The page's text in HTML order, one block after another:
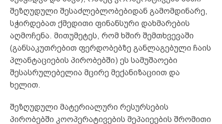
შეზღუდული შესაძლებლობებიდან გამომდინარე,
სჭირდებათ ქმედითი ფინანსური დახმარების
აღმოჩენა. მითუმეტეს, რომ ხშირ შემთხვევაში
(განსაკუთრებით ფერდობებზე განლაგებული ჩაის
პლანტაციების პირობებში) ეს სამუშაოები
შესასრულებელია მცირე მექანიზაციით და
ხელით.
შეზღუდული მატერიალური რესურსების
პირობებში კოოპერატივების მეპაიეების შრომითი